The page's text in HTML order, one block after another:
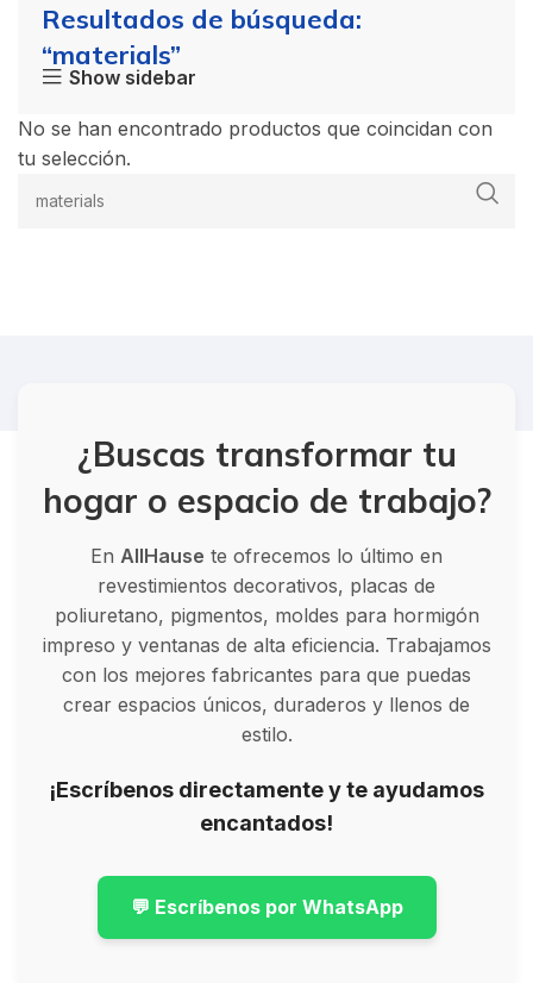
Resultados de búsqueda:
“materials”
Show sidebar
No se han encontrado productos que coincidan con
tu selección.
¿Buscas transformar tu
hogar o espacio de trabajo?
En AllHause te ofrecemos lo último en
revestimientos decorativos, placas de
poliuretano, pigmentos, moldes para hormigón
impreso y ventanas de alta eficiencia. Trabajamos
con los mejores fabricantes para que puedas
crear espacios únicos, duraderos y llenos de
estilo.
¡Escríbenos directamente y te ayudamos
encantados!
💬 Escríbenos por WhatsApp